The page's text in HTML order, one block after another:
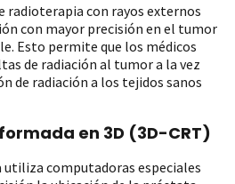
radioterapia con rayos externos
con mayor precisión en el tumor
Esto permite que los médicos
de radiación al tumor a la vez
de radiación a los tejidos sanos
en 3D (3D-CRT)
computadoras especiales